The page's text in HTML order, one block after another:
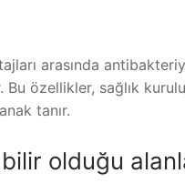
arasında
özellikler, sağlık
tanır.
olduğu